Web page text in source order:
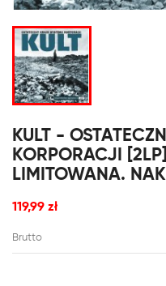
KULT -
KORPORACJI
LIMITOWANA.
119,99 zł
Brutto